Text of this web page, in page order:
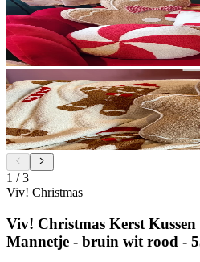
1 /3
Viv! Christmas
Viv! Christmas Kerst
Mannetje - bruin wit rood -